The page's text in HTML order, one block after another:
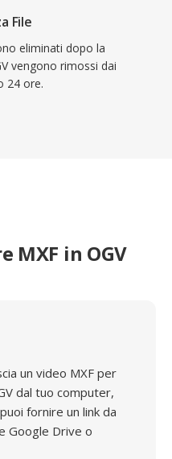
File
eliminati dopo la
vengono rimossi dai
24 ore.
MXF in OGV
un video MXF per
dal tuo computer,
fornire un link da
Google Drive o